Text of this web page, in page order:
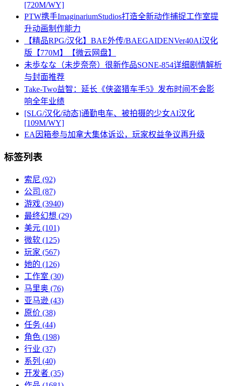
[720M/WY]
PTW携手ImaginariumStudios打造全新动作捕捉工作室提
升动画制作能力
【精品RPG/汉化】BAE外传/BAEGAIDENVer40AI汉化
版【770M】【微云网盘】
未歩なな（未步奈奈）很新作品SONE-854详细剧情解析
与封面推荐
Take-Two益智：延长《侠盗猎车手5》发布时间不会影
响全年业绩
[SLG/汉化/动态]通勤电车、被拍摄的少女AI汉化
[109M/WY]
EA因箱参与加拿大集体诉讼，玩家权益争议再升级
标签列表
索尼 (92)
公司 (87)
游戏 (3940)
最终幻想 (29)
美元 (101)
微软 (125)
玩家 (567)
她的 (126)
工作室 (30)
马里奥 (76)
亚马逊 (43)
原价 (38)
任务 (44)
角色 (198)
行业 (37)
系列 (40)
开发者 (35)